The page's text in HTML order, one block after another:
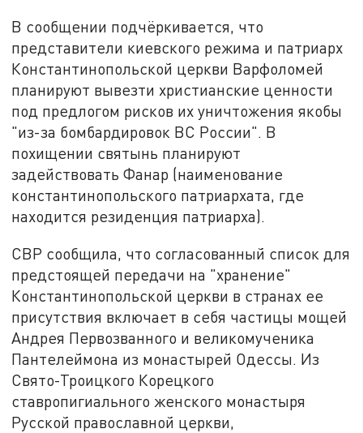
В сообщении подчёркивается, что
представители киевского режима и патриарх
Константинопольской церкви Варфоломей
планируют вывезти христианские ценности
под предлогом рисков их уничтожения якобы
"из-за бомбардировок ВС России". В
похищении святынь планируют
задействовать Фанар (наименование
константинопольского патриархата, где
находится резиденция патриарха).
СВР сообщила, что согласованный список для
предстоящей передачи на "хранение"
Константинопольской церкви в странах ее
присутствия включает в себя частицы мощей
Андрея Первозванного и великомученика
Пантелеймона из монастырей Одессы. Из
Свято-Троицкого Корецкого
ставропигиального женского монастыря
Русской православной церкви,